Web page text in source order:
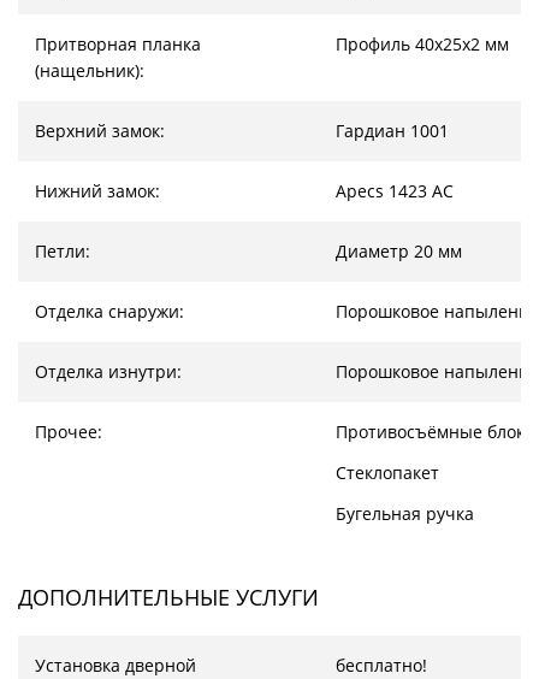
Притворная планка
(нащельник):
Профиль 40х25х2 мм
Верхний замок: Гардиан 1001
Нижний замок: Apecs 1423 AC
Петли: Диаметр 20 мм
Отделка снаружи: Порошковое напыление
Отделка изнутри: Порошковое напыление
Прочее:
Противосъёмные
Стеклопакет
Бугельная ручка
ДОПОЛНИТЕЛЬНЫЕ УСЛУГИ
Установка дверной
бесплатно!